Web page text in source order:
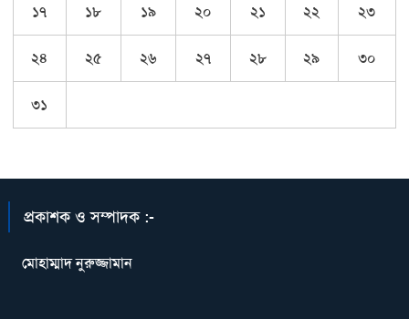
১৭ ১৮ ১৯ ২০ ২১ ২২ ২৩
২৪ ২৫ ২৬ ২৭ ২৮ ২৯ ৩০
৩১
প্রকাশক ও সম্পাদক :-
মোহাম্মাদ নুরুজ্জামান